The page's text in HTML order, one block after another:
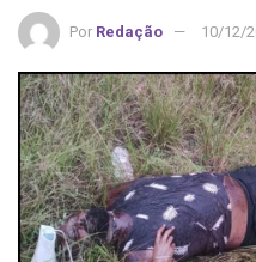
Por Redação 10/12/